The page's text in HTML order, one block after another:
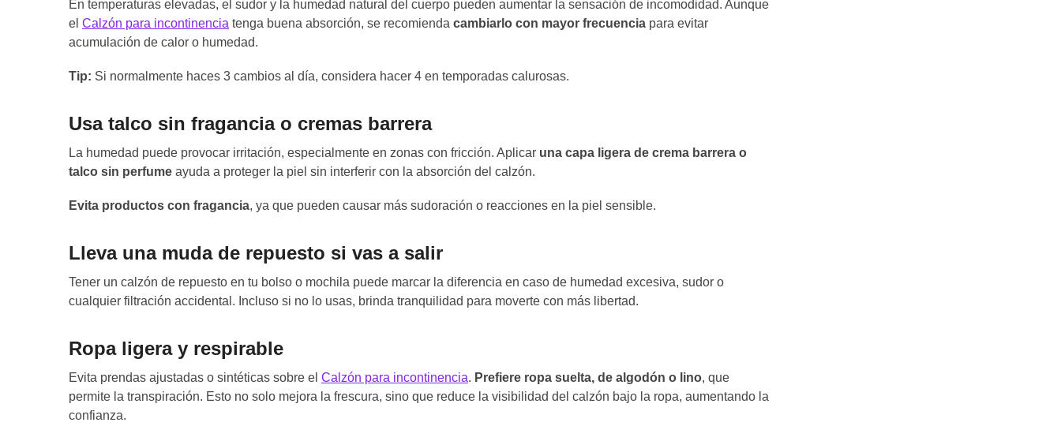
En temperaturas elevadas, el sudor y la humedad natural del cuerpo pueden aumentar la sensación de incomodidad. Aunque
el Calzón para incontinencia tenga buena absorción, se recomienda cambiarlo con mayor frecuencia para evitar
acumulación de calor o humedad.
Tip: Si normalmente haces 3 cambios al día, considera hacer 4 en temporadas calurosas.
Usa talco sin fragancia o cremas barrera
La humedad puede provocar irritación, especialmente en zonas con fricción. Aplicar una capa ligera de crema barrera o
talco sin perfume ayuda a proteger la piel sin interferir con la absorción del calzón.
Evita productos con fragancia, ya que pueden causar más sudoración o reacciones en la piel sensible.
Lleva una muda de repuesto si vas a salir
Tener un calzón de repuesto en tu bolso o mochila puede marcar la diferencia en caso de humedad excesiva, sudor o
cualquier filtración accidental. Incluso si no lo usas, brinda tranquilidad para moverte con más libertad.
Ropa ligera y respirable
Evita prendas ajustadas o sintéticas sobre el Calzón para incontinencia. Prefiere ropa suelta, de algodón o lino, que
permite la transpiración. Esto no solo mejora la frescura, sino que reduce la visibilidad del calzón bajo la ropa, aumentando la
confianza.